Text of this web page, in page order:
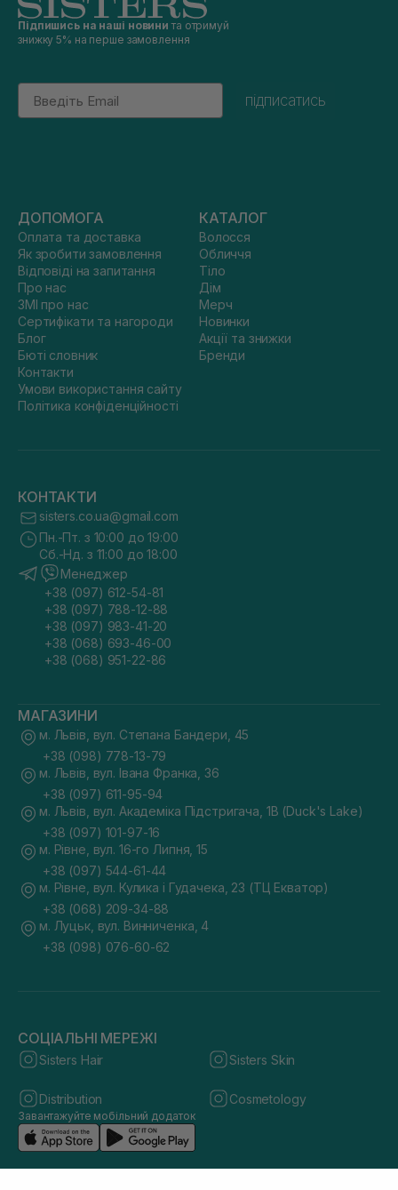
Підпишись на наші новини та отримуй
знижку 5% на перше замовлення
Email
підписатись
ДОПОМОГА
Оплата та доставка
Як зробити замовлення
Відповіді на запитання
Про нас
ЗМІ про нас
Сертифікати та нагороди
Блог
Бюті словник
Контакти
Умови використання сайту
Політика конфіденційності
КАТАЛОГ
Волосся
Обличчя
Тіло
Дім
Мерч
Новинки
Акції та знижки
Бренди
КОНТАКТИ
sisters.co.ua@gmail.com
Пн.-Пт. з 10:00 до 19:00
Сб.-Нд. з 11:00 до 18:00
Менеджер
+38 (097) 612-54-81
+38 (097) 788-12-88
+38 (097) 983-41-20
+38 (068) 693-46-00
+38 (068) 951-22-86
МАГАЗИНИ
м. Львів, вул. Степана Бандери, 45
+38 (098) 778-13-79
м. Львів, вул. Івана Франка, 36
+38 (097) 611-95-94
м. Львів, вул. Академіка Підстригача, 1В (Duck's Lake)
+38 (097) 101-97-16
м. Рівне, вул. 16-го Липня, 15
+38 (097) 544-61-44
м. Рівне, вул. Кулика і Гудачека, 23 (ТЦ Екватор)
+38 (068) 209-34-88
м. Луцьк, вул. Винниченка, 4
+38 (098) 076-60-62
СОЦІАЛЬНІ МЕРЕЖІ
Sisters Hair Sisters Skin
Distribution Cosmetology
Завантажуйте мобільний додаток